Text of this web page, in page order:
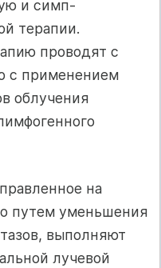
и симп­
терапии.
прово­дят с
с применением
облучения
на
пу­тем уменьшения
выполняют
лучевой